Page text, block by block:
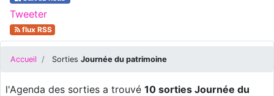
Tweeter
flux RSS
Accueil Sorties Journée du patrimoine
l'Agenda des sorties a trouvé 10 sorties Journée du